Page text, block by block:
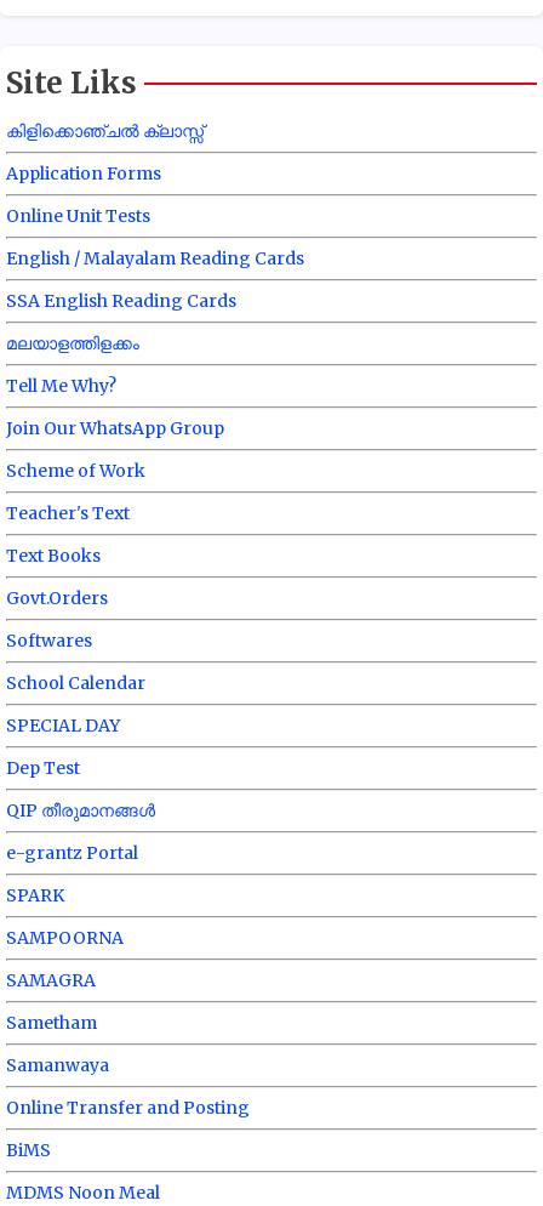
Site Liks
കിളിക്കൊഞ്ചൽ ക്ലാസ്സ്
Application Forms
Online Unit Tests
English / Malayalam Reading Cards
SSA English Reading Cards
മലയാളത്തിളക്കം
Tell Me Why?
Join Our WhatsApp Group
Scheme of Work
Teacher's Text
Text Books
Govt.Orders
Softwares
School Calendar
SPECIAL DAY
Dep Test
QIP തീരുമാനങ്ങൾ
e-grantz Portal
SPARK
SAMPOORNA
SAMAGRA
Sametham
Samanwaya
Online Transfer and Posting
BiMS
MDMS Noon Meal